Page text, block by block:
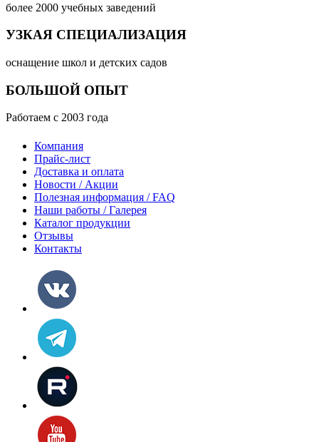
более 2000 учебных заведений
УЗКАЯ СПЕЦИАЛИЗАЦИЯ
оснащение школ и детских садов
БОЛЬШОЙ ОПЫТ
Работаем с 2003 года
Компания
Прайс-лист
Доставка и оплата
Новости / Акции
Полезная информация / FAQ
Наши работы / Галерея
Каталог продукции
Отзывы
Контакты